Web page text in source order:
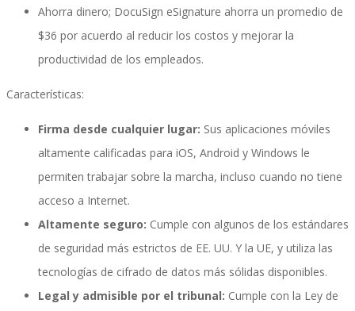
Ahorra dinero; DocuSign eSignature ahorra un promedio de
$36 por acuerdo al reducir los costos y mejorar la
productividad de los empleados.
Características:
Firma desde cualquier lugar: Sus aplicaciones móviles
altamente calificadas para iOS, Android y Windows le
permiten trabajar sobre la marcha, incluso cuando no tiene
acceso a Internet.
Altamente seguro: Cumple con algunos de los estándares
de seguridad más estrictos de EE. UU. Y la UE, y utiliza las
tecnologías de cifrado de datos más sólidas disponibles.
Legal y admisible por el tribunal: Cumple con la Ley de